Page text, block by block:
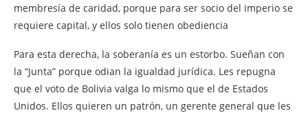
membresía de caridad, porque para ser socio del imperio se
requiere capital, y ellos solo tienen obediencia
Para esta derecha, la soberanía es un estorbo. Sueñan con
la “Junta” porque odian la igualdad jurídica. Les repugna
que el voto de Bolivia valga lo mismo que el de Estados
Unidos. Ellos quieren un patrón, un gerente general que les